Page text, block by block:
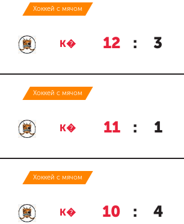
Хоккей с мячом
К� 12 : 3
Хоккей с мячом
К� 11 : 1
Хоккей с мячом
К� 10 : 4